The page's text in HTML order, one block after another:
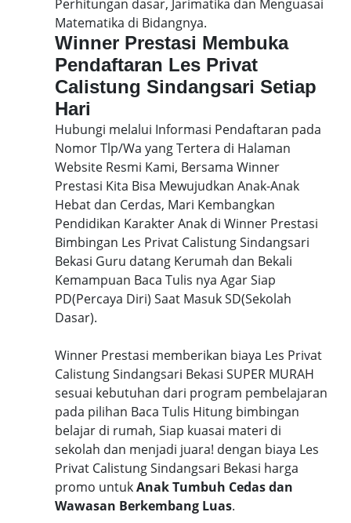
Perhitungan dasar, Jarimatika dan Menguasai
Matematika di Bidangnya.
Winner Prestasi Membuka
Pendaftaran Les Privat
Calistung Sindangsari Setiap
Hari
Hubungi melalui Informasi Pendaftaran pada
Nomor Tlp/Wa yang Tertera di Halaman
Website Resmi Kami, Bersama Winner
Prestasi Kita Bisa Mewujudkan Anak-Anak
Hebat dan Cerdas, Mari Kembangkan
Pendidikan Karakter Anak di Winner Prestasi
Bimbingan Les Privat Calistung Sindangsari
Bekasi Guru datang Kerumah dan Bekali
Kemampuan Baca Tulis nya Agar Siap
PD(Percaya Diri) Saat Masuk SD(Sekolah
Dasar).
Winner Prestasi memberikan biaya Les Privat
Calistung Sindangsari Bekasi SUPER MURAH
sesuai kebutuhan dari program pembelajaran
pada pilihan Baca Tulis Hitung bimbingan
belajar di rumah, Siap kuasai materi di
sekolah dan menjadi juara! dengan biaya Les
Privat Calistung Sindangsari Bekasi harga
promo untukAnak Tumbuh Cedas dan
Wawasan Berkembang Luas.